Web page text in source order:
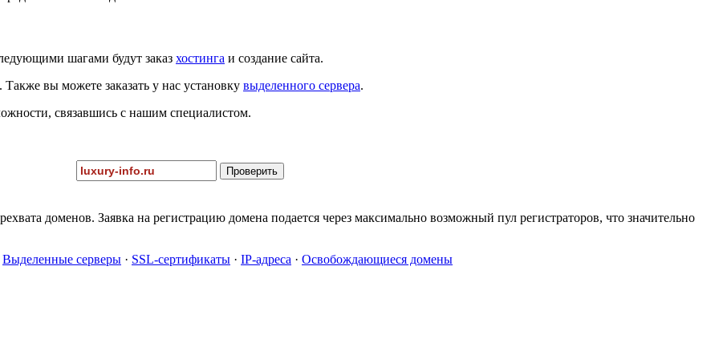
шагами будут заказ хостинга и создание сайта.
. Также вы можете заказать у нас установку выделенного сервера.
связавшись с нашим специалистом.
доменов. Заявка на регистрацию домена подается через максимально возможный пул регистраторов, что значительно
Выделенные серверы · SSL-сертификаты · IP-адреса · Освобождающиеся домены